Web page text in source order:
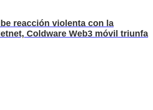
reacción violenta con la
Coldware Web3 móvil triunfa